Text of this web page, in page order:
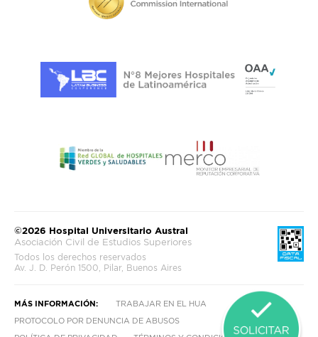
©2026 Hospital Universitario Austral
Asociación Civil de Estudios Superiores
Todos los derechos reservados
Av. J. D. Perón 1500, Pilar, Buenos Aires
MÁS INFORMACIÓN: TRABAJAR EN EL HUA
PROTOCOLO POR DENUNCIA DE ABUSOS